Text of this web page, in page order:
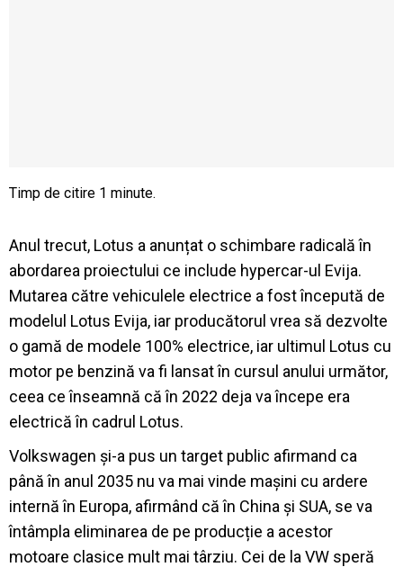
Anul trecut, Lotus a anunțat o schimbare radicală în
abordarea proiectului ce include hypercar-ul Evija.
Mutarea către vehiculele electrice a fost începută de
modelul Lotus Evija, iar producătorul vrea să dezvolte
o gamă de modele 100% electrice, iar ultimul Lotus cu
motor pe benzină va fi lansat în cursul anului următor,
ceea ce înseamnă că în 2022 deja va începe era
electrică în cadrul Lotus.
Volkswagen și-a pus un target public afirmand ca
până în anul 2035 nu va mai vinde mașini cu ardere
internă în Europa, afirmând că în China și SUA, se va
întâmpla eliminarea de pe producție a acestor
motoare clasice mult mai târziu. Cei de la VW speră